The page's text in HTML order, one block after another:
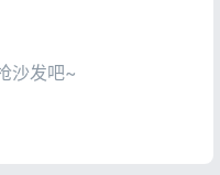
沙发吧~